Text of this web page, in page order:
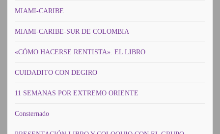
MIAMI-CARIBE
MIAMI-CARIBE-SUR DE COLOMBIA
«CÓMO HACERSE RENTISTA». EL LIBRO
CUIDADITO CON DEGIRO
11 SEMANAS POR EXTREMO ORIENTE
Consternado